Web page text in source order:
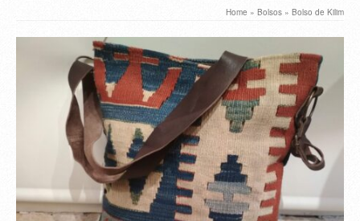
Home » Bolsos » Bolso de Kilim